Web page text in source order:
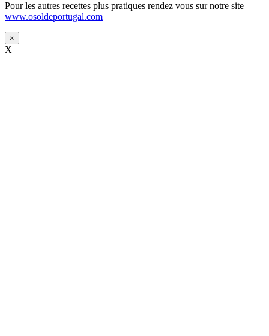
Pour les autres recettes plus pratiques rendez vous sur notre site
www.osoldeportugal.com
×
X